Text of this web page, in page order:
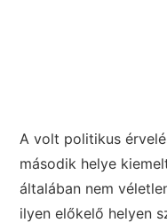
A volt politikus
második helye
általában nem
ilyen előkelő helyen